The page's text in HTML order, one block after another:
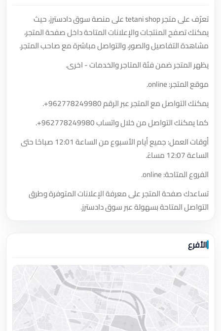
تعرّف على متجر tetani shop على منصة سوق دادسترز، حيث
يمكنك تصفح المنتجات والإعلانات المتاحة داخل صفحة المتجر،
مشاهدة التفاصيل والصور، والتواصل مباشرة مع صاحب المتجر.
يظهر المتجر ضمن فئة المتاجر والخدمات - اخرى.
موقع المتجر: online.
يمكنك التواصل مع المتجر عبر الرقم+962778249980
.
كما يمكنك التواصل من خلال واتساب+962778249980
.
أوقات العمل: جميع أيام الأسبوع من الساعة 12:01 صباحًا حتى
الساعة 12:07 مساءً.
الفروع المتاحة: online.
تساعدك صفحة المتجر على معرفة الإعلانات المتوفرة وطرق
التواصل المتاحة بسهولة عبر سوق دادسترز.
الأفرع